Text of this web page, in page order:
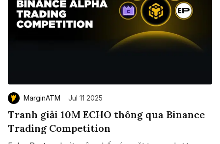
MarginATM Jul 11 2025
Tranh giải 10M ECHO thông qua Binance
Trading Competition